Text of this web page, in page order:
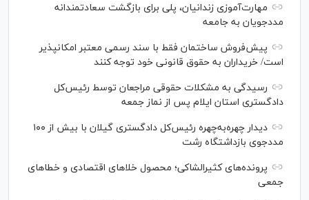
مهارت‌آموزی زندانیان، پلی برای بازگشت سعادتمندانه
مددجویان به جامعه
پیش‌فروش ساختمان فقط با سند رسمی معتبر امکانپذیر
است/ خریداران به حقوق قانونی خود توجه کنند
رسیدگی به مشکلات حقوقی مراجعان توسط رئیس‌کل
دادگستری استان ایلام پس از نماز جمعه
دیدار چهره‌به‌چهره رئیس‌کل دادگستری گیلان با بیش از ۱۰۰
مددجوی بازداشتگاه رشت
پرونده‌های کثیرالشاکی؛ محصول خلا‌های اقتصادی و خطا‌های
جمعی